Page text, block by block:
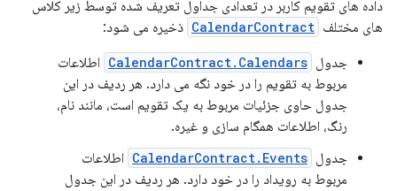
داده های تقویم کاربر در تعدادی جداول تعریف شده توسط زیر کلاس
های مختلف CalendarContract ذخیره می شود:
جدول CalendarContract.Calendars اطلاعات
مربوط به تقویم را در خود نگه می دارد. هر ردیف در این
جدول حاوی جزئیات مربوط به یک تقویم است، مانند نام،
رنگ، اطلاعات همگام سازی و غیره.
جدول CalendarContract.Events اطلاعات
مربوط به رویداد را در خود دارد. هر ردیف در این جدول